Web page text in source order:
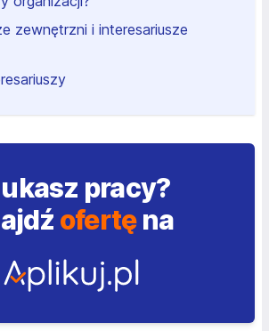
zewnętrzni i interesariusze
pracy?
ofertęna